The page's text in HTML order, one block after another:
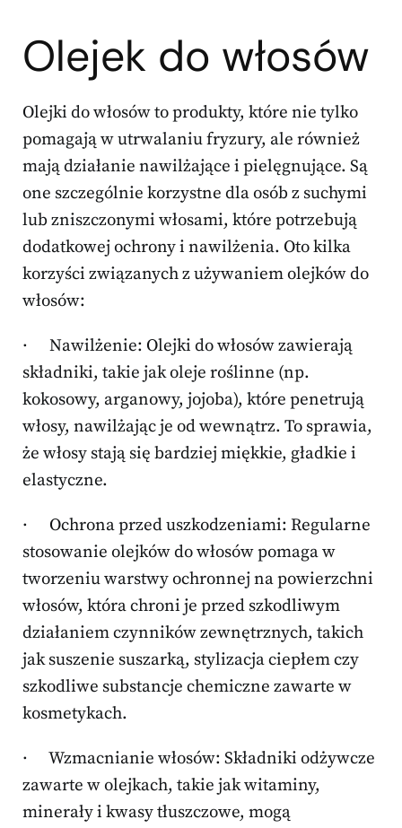
Olejek do włosów
Olejki do włosów to produkty, które nie tylko
pomagają w utrwalaniu fryzury, ale również
mają działanie nawilżające i pielęgnujące. Są
one szczególnie korzystne dla osób z suchymi
lub zniszczonymi włosami, które potrzebują
dodatkowej ochrony i nawilżenia. Oto kilka
korzyści związanych z używaniem olejków do
włosów:
· Nawilżenie: Olejki do włosów zawierają
składniki, takie jak oleje roślinne (np.
kokosowy, arganowy, jojoba), które penetrują
włosy, nawilżając je od wewnątrz. To sprawia,
że włosy stają się bardziej miękkie, gładkie i
elastyczne.
· Ochrona przed uszkodzeniami: Regularne
stosowanie olejków do włosów pomaga w
tworzeniu warstwy ochronnej na powierzchni
włosów, która chroni je przed szkodliwym
działaniem czynników zewnętrznych, takich
jak suszenie suszarką, stylizacja ciepłem czy
szkodliwe substancje chemiczne zawarte w
kosmetykach.
· Wzmacnianie włosów: Składniki odżywcze
zawarte w olejkach, takie jak witaminy,
minerały i kwasy tłuszczowe, mogą